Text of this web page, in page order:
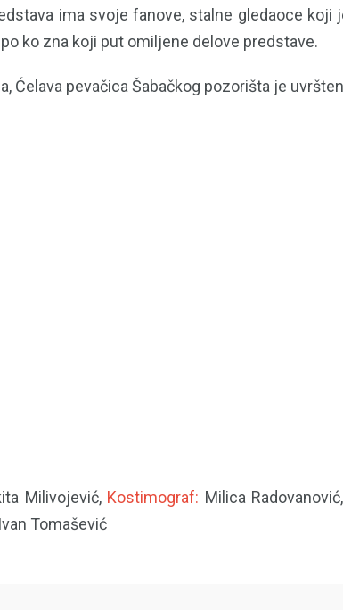
ima svoje fanove, stalne gledaoce
ko zna koji put omiljene delove predstave.
Ćelava pevačica Šabačkog pozorišta je
Milivojević, Kostimograf: Milica Radovanović,
Ivan Tomašević